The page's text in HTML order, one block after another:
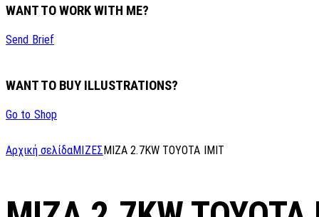
WANT TO WORK WITH ME?
Send Brief
WANT TO BUY ILLUSTRATIONS?
Go to Shop
Αρχική σελίδαΜΙΖΕΣ MIZA 2.7KW ΤΟΥΟΤΑ IMIT